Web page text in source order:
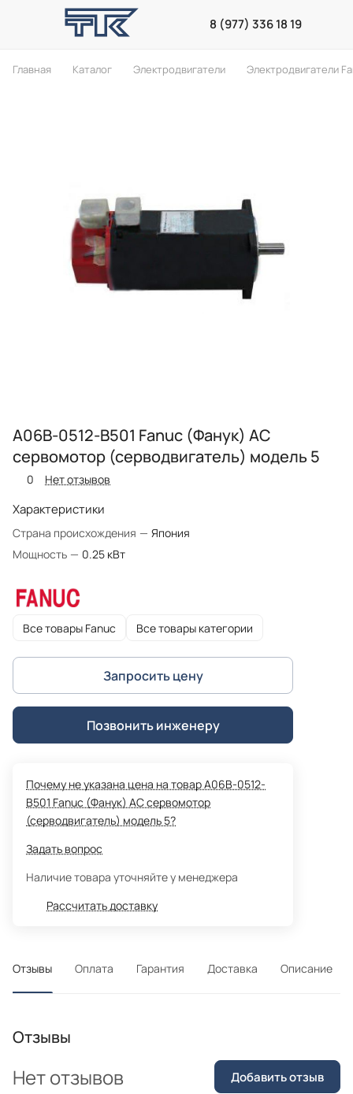
8 (977) 336 18 19
Главная Каталог Электродвигатели Электродвигатели
A06B-0512-B501 Fanuc (Фанук) AC
сервомотор (серводвигатель) модель 5
0 Нет отзывов
Характеристики
Страна происхождения — Япония
Мощность — 0.25 кВт
Все товары Fanuc Все товары категории
Запросить цену
Позвонить инженеру
Почему не указана цена на товар A06B-0512-
B501 Fanuc (Фанук) AC сервомотор
(серводвигатель) модель 5?
Задать вопрос
Наличие товара уточняйте у менеджера
Рассчитать доставку
Отзывы Оплата Гарантия Доставка Описание
Отзывы
Нет отзывов Добавить отзыв